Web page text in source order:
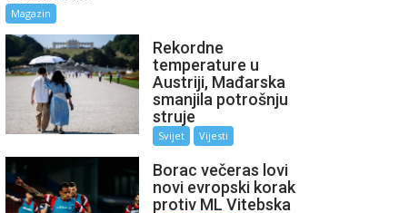
Magazin
Rekordne
temperature u
Austriji, Mađarska
smanjila potrošnju
struje
Svijet Vijesti
Borac večeras lovi
novi evropski korak
protiv ML Vitebska